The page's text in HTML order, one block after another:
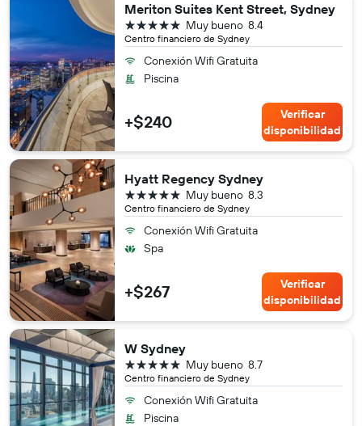
Meriton Suites Kent Street, Sydney
Centro financiero de Sydney
8.4
Muy bueno
5 estrellas
Conexión Wifi Gratuita
Piscina
+$240
Verificar
disponibilidad
Hyatt Regency Sydney
Centro financiero de Sydney
8.3
Muy bueno
5 estrellas
Conexión Wifi Gratuita
Spa
+$267
Verificar
disponibilidad
W Sydney
Centro financiero de Sydney
8.7
Muy bueno
5 estrellas
Conexión Wifi Gratuita
Piscina